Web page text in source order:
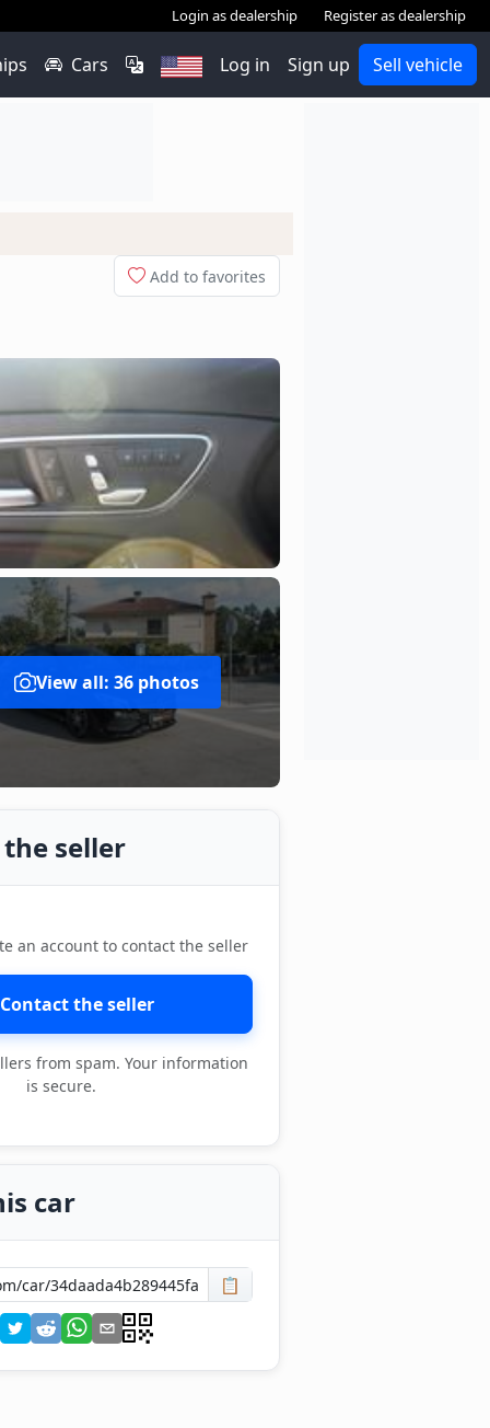
Login as dealership Register as dealership
Cars Log in Sign up Sell vehicle
Add to favorites
View all: 36 photos
seller
an account to contact the seller
Contact the seller
from spam. Your information
is secure.
car
📋